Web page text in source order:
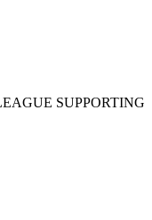
SUPPORTING